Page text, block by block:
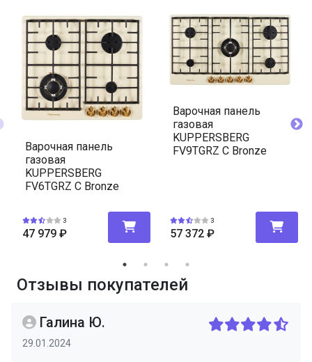
Варочная панель
газовая
KUPPERSBERG
FV6TGRZ C Bronze
3
47 979 ₽
Варочная панель
газовая
KUPPERSBERG
FV9TGRZ C Bronze
3
57 372 ₽
Отзывы покупателей
Галина Ю.
29.01.2024